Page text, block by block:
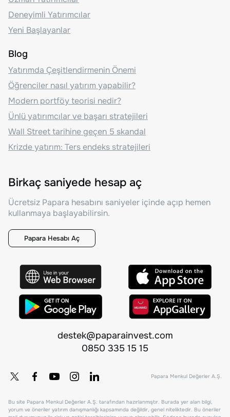
Deneyimli Yatırımcılar
Yeni Başlayanlar
Blog
Yatırımda Çeşitlendirmenin Önemi
Öğrenciler nasıl yatırım yapabilir?
Modern portföy teorisi nedir?
Ünlü yatırımcılar ve başarı stratejileri
Wall Street tarihine geçen 5 skandal
Krizde yatırım: Ters endeks stratejileri
Birkaç saniyede hesap aç
Ücretsiz Papara hesabını saniyeler içinde açıp hemen
kullanmaya başlayabilirsin.
Papara Hesabı Aç
destek@paparainvest.com
0850 335 15 15
Papara Menkul Değerler A.Ş.
Bu site Papara Menkul Değerler A.Ş. tarafından hazırlanmıştır. Burada yer alan bilgi,
yorum ve öneriler yatırım danışmanlığı kapsamında değildir, genel niteliktedir. Bu öneriler